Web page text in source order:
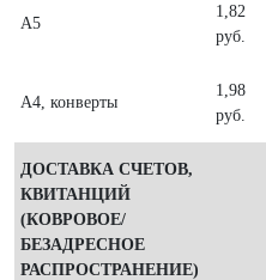
А5
1,82
руб.
А4, конверты
1,98
руб.
ДОСТАВКА СЧЕТОВ,
КВИТАНЦИЙ
(КОВРОВОЕ/
БЕЗАДРЕСНОЕ
РАСПРОСТРАНЕНИЕ)